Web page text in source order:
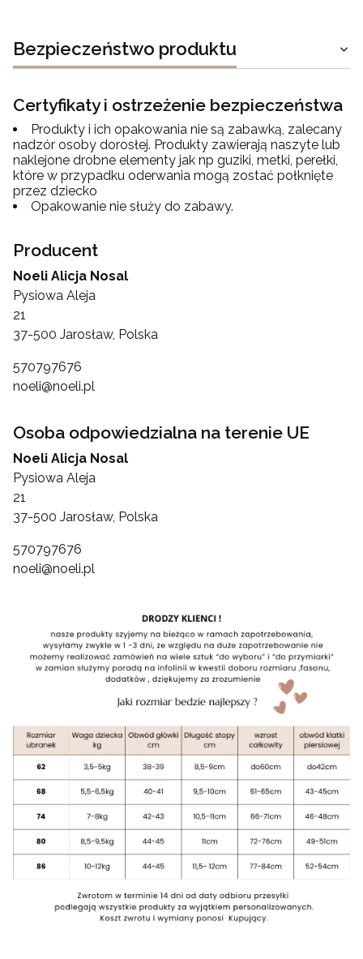
Bezpieczeństwo produktu
Certyfikaty i ostrzeżenie bezpieczeństwa
Produkty i ich opakowania nie są zabawką, zalecany
nadzór osoby dorosłej. Produkty zawierają naszyte lub
naklejone drobne elementy jak np guziki, metki, perełki,
które w przypadku oderwania mogą zostać połknięte
przez dziecko
Opakowanie nie służy do zabawy.
Producent
Noeli Alicja Nosal
Pysiowa Aleja
21
37-500 Jarosław, Polska
570797676
noeli@noeli.pl
Osoba odpowiedzialna na terenie UE
Noeli Alicja Nosal
Pysiowa Aleja
21
37-500 Jarosław, Polska
570797676
noeli@noeli.pl